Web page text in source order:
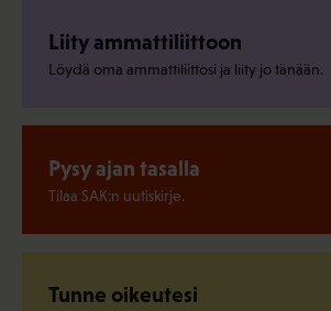
Liity ammattiliittoon
Löydä oma ammattiliittosi ja liity jo tänään.
Pysy ajan tasalla
Tilaa SAK:n uutiskirje.
Tunne oikeutesi